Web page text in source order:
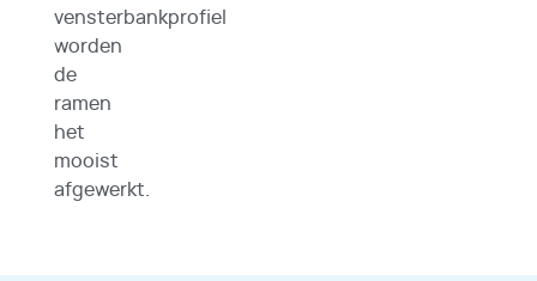
vensterbankprofiel
worden
de
ramen
het
mooist
afgewerkt.